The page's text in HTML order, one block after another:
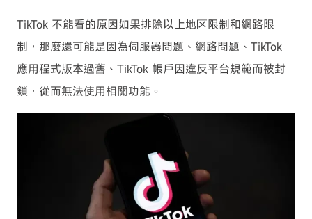
TikTok 不能看的原因如果排除以上地区限制和網路限
制，那麼還可能是因為伺服器問題、網路問題、TikTok
應用程式版本過舊、TikTok 帳戶因違反平台規範而被封
鎖，從而無法使用相關功能。